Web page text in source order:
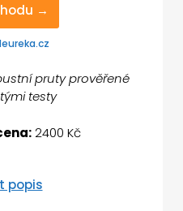
→
pruty prověřené
testy
2400 Kč
popis